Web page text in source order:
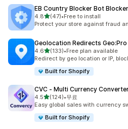
EB Country Blocker Bot Blocker
4.8별 5개 중
(47)
총 리뷰 47개
•Free to install
Protect your store against fraud
Geolocation Redirects Geo:Pro
4.6별 5개 중
(133)
총 리뷰 133개
•Free plan available
Redirect by geo location or IP,
Built for Shopify
CVC ‑ Multi Currency
4.5별 5개 중
(124)
총 리뷰 124개
•무료
Easy global sales with currency
Built for Shopify